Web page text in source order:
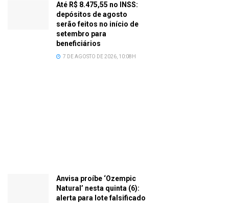
Até R$ 8.475,55 no INSS:
depósitos de agosto
serão feitos no início de
setembro para
beneficiários
7 DE AGOSTO DE 2026, 10:08H
Anvisa proíbe ‘Ozempic
Natural’ nesta quinta (6):
alerta para lote falsificado